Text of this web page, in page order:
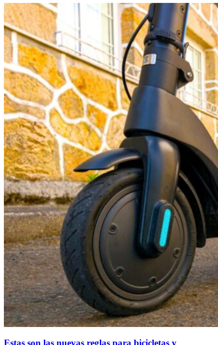
Estas son las nuevas reglas para bicicletas y